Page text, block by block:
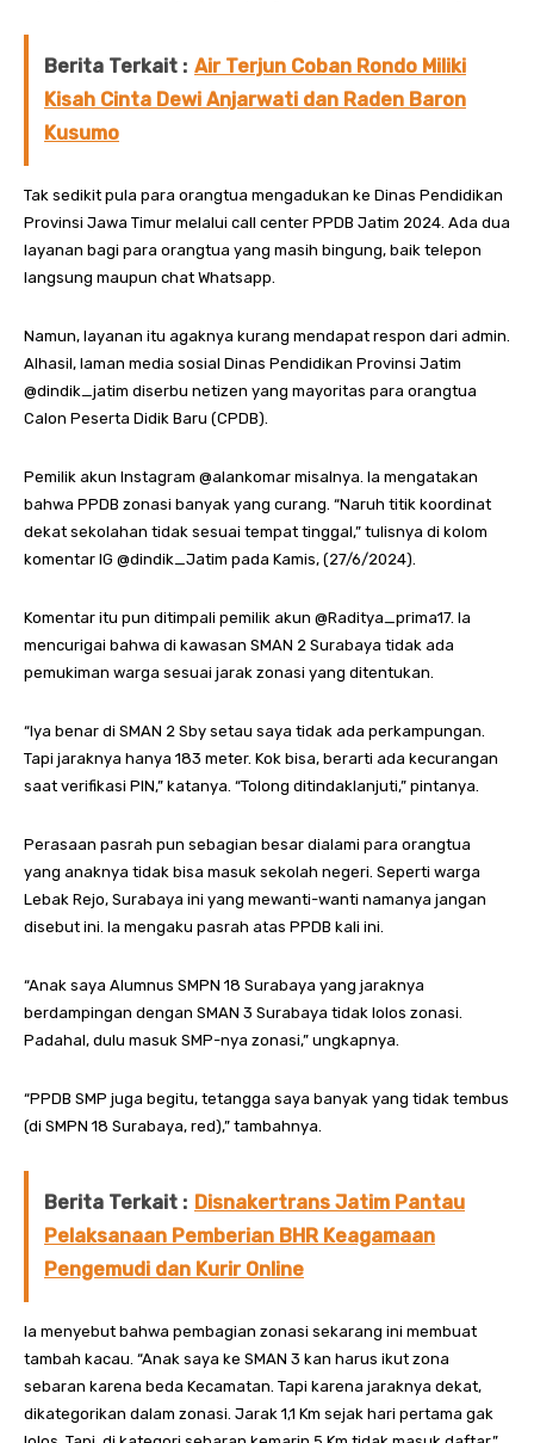
Berita Terkait : Air Terjun Coban Rondo Miliki
Kisah Cinta Dewi Anjarwati dan Raden Baron
Kusumo
Tak sedikit pula para orangtua mengadukan ke Dinas Pendidikan
Provinsi Jawa Timur melalui call center PPDB Jatim 2024. Ada dua
layanan bagi para orangtua yang masih bingung, baik telepon
langsung maupun chat Whatsapp.
Namun, layanan itu agaknya kurang mendapat respon dari admin.
Alhasil, laman media sosial Dinas Pendidikan Provinsi Jatim
@dindik_jatim diserbu netizen yang mayoritas para orangtua
Calon Peserta Didik Baru (CPDB).
Pemilik akun Instagram @alankomar misalnya. Ia mengatakan
bahwa PPDB zonasi banyak yang curang. “Naruh titik koordinat
dekat sekolahan tidak sesuai tempat tinggal,” tulisnya di kolom
komentar IG @dindik_Jatim pada Kamis, (27/6/2024).
Komentar itu pun ditimpali pemilik akun @Raditya_prima17. Ia
mencurigai bahwa di kawasan SMAN 2 Surabaya tidak ada
pemukiman warga sesuai jarak zonasi yang ditentukan.
“Iya benar di SMAN 2 Sby setau saya tidak ada perkampungan.
Tapi jaraknya hanya 183 meter. Kok bisa, berarti ada kecurangan
saat verifikasi PIN,” katanya. “Tolong ditindaklanjuti,” pintanya.
Perasaan pasrah pun sebagian besar dialami para orangtua
yang anaknya tidak bisa masuk sekolah negeri. Seperti warga
Lebak Rejo, Surabaya ini yang mewanti-wanti namanya jangan
disebut ini. Ia mengaku pasrah atas PPDB kali ini.
“Anak saya Alumnus SMPN 18 Surabaya yang jaraknya
berdampingan dengan SMAN 3 Surabaya tidak lolos zonasi.
Padahal, dulu masuk SMP-nya zonasi,” ungkapnya.
“PPDB SMP juga begitu, tetangga saya banyak yang tidak tembus
(di SMPN 18 Surabaya, red),” tambahnya.
Berita Terkait : Disnakertrans Jatim Pantau
Pelaksanaan Pemberian BHR Keagamaan
Pengemudi dan Kurir Online
Ia menyebut bahwa pembagian zonasi sekarang ini membuat
tambah kacau. “Anak saya ke SMAN 3 kan harus ikut zona
sebaran karena beda Kecamatan. Tapi karena jaraknya dekat,
dikategorikan dalam zonasi. Jarak 1,1 Km sejak hari pertama gak